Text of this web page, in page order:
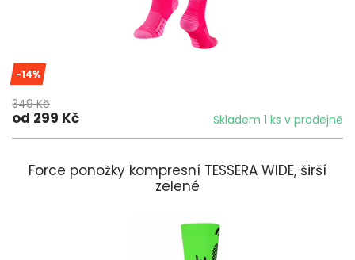
-14%
349 Kč
od 299 Kč Skladem 1 ks v prodejně
Force ponožky kompresní TESSERA WIDE, širší
zelené